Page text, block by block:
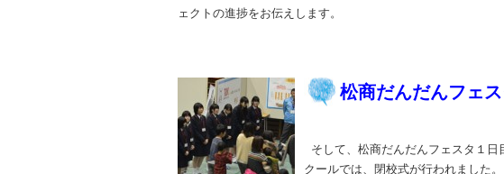
ェクトの進捗をお伝えします。
松商だんだんフェ
そして、松商だんだんフェスタ１
クールでは、閉校式が行われました